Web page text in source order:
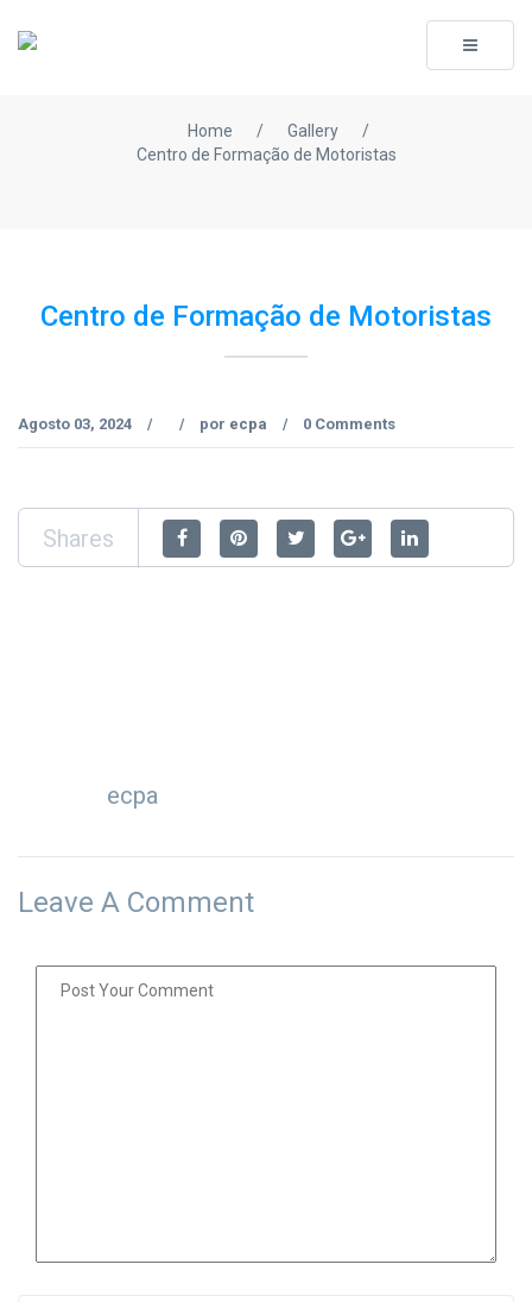
Toggle
Home / Gallery
/
Centro de Formação de Motoristas
Centro de Formação de Motoristas
Agosto 03, 2024 / / por ecpa / 0 Comments
Shares
ecpa
Leave A Comment